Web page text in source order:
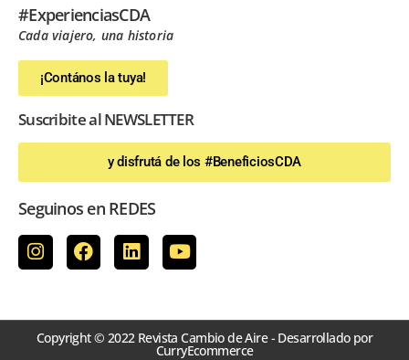
#ExperienciasCDA
Cada viajero, una historia
¡Contános la tuya!
Suscribite al NEWSLETTER
y disfrutá de los #BeneficiosCDA
Seguinos en REDES
Copyright © 2022 Revista Cambio de Aire - Desarrollado por
CurryEcommerce